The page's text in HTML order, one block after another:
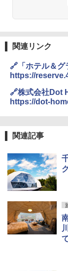
関連リンク
🔗「ホテル＆グ
https://
🔗株式会社Dot
https://dot-
関連記事